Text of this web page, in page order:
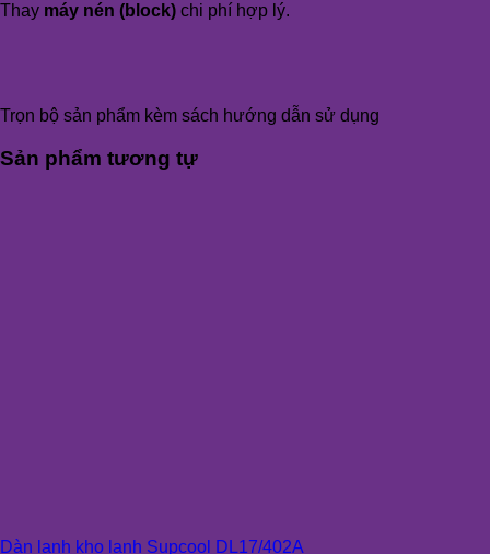
Thay máy nén (block) chi phí hợp lý.
Trọn bộ sản phẩm kèm sách hướng dẫn sử dụng
Sản phẩm tương tự
Dàn lạnh kho lạnh Supcool DL17/402A